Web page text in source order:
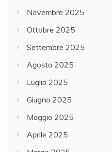
Novembre 2025
Ottobre 2025
Settembre 2025
Agosto 2025
Luglio 2025
Giugno 2025
Maggio 2025
Aprile 2025